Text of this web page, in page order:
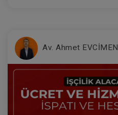
Av. Ahmet EVCİMEN